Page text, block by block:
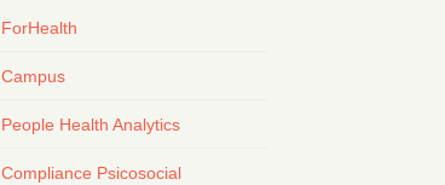
ForHealth
Campus
People Health Analytics
Compliance Psicosocial